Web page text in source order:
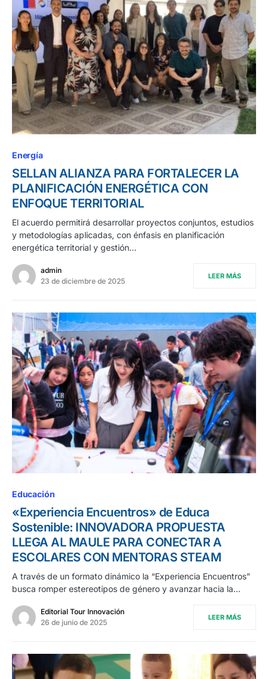
Energía
SELLAN ALIANZA PARA FORTALECER LA
PLANIFICACIÓN ENERGÉTICA CON
ENFOQUE TERRITORIAL
El acuerdo permitirá desarrollar proyectos conjuntos, estudios
y metodologías aplicadas, con énfasis en planificación
energética territorial y gestión…
admin
23 de diciembre de 2025
LEER MÁS
Educación
«Experiencia Encuentros» de Educa
Sostenible: INNOVADORA PROPUESTA
LLEGA AL MAULE PARA CONECTAR A
ESCOLARES CON MENTORAS STEAM
A través de un formato dinámico la “Experiencia Encuentros”
busca romper estereotipos de género y avanzar hacia la…
Editorial Tour Innovación
26 de junio de 2025
LEER MÁS